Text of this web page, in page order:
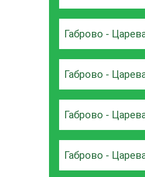
Габрово -
Габрово -
Габрово -
Габрово -